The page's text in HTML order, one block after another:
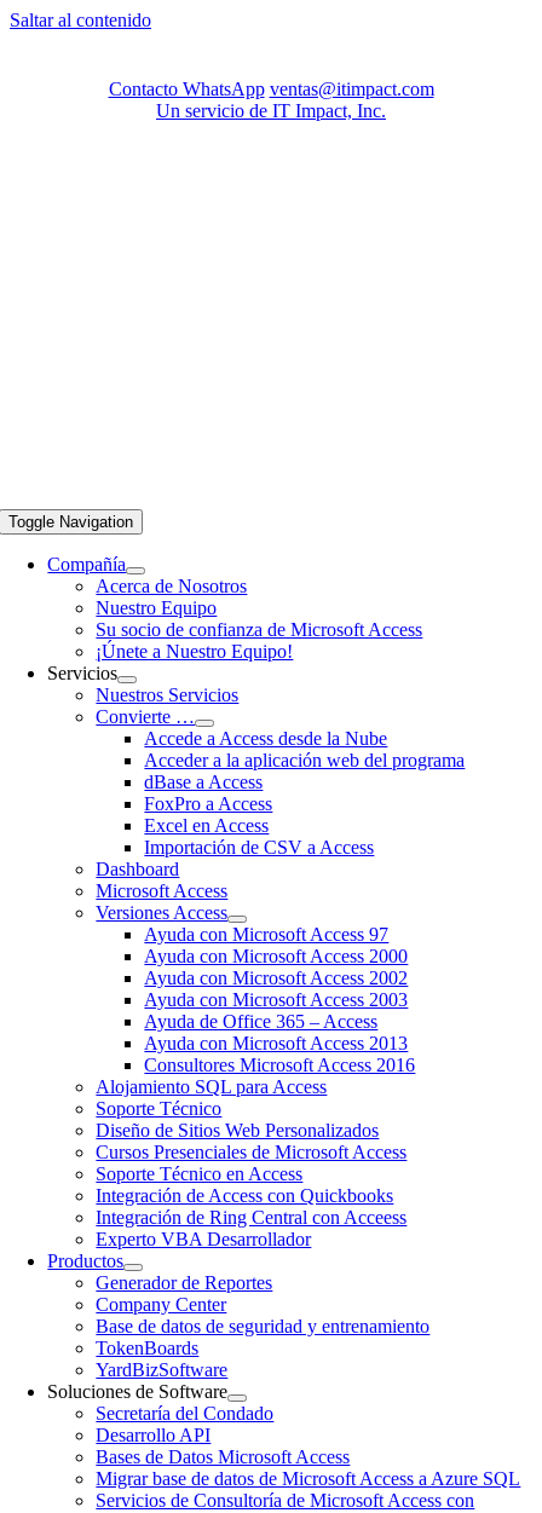
Saltar al contenido
Contacto WhatsApp ventas@itimpact.com
Un servicio de IT Impact, Inc.
Toggle Navigation
Compañía
Acerca de Nosotros
Nuestro Equipo
Su socio de confianza de Microsoft Access
¡Únete a Nuestro Equipo!
Servicios
Nuestros Servicios
Convierte …
Accede a Access desde la Nube
Acceder a la aplicación web del programa
dBase a Access
FoxPro a Access
Excel en Access
Importación de CSV a Access
Dashboard
Microsoft Access
Versiones Access
Ayuda con Microsoft Access 97
Ayuda con Microsoft Access 2000
Ayuda con Microsoft Access 2002
Ayuda con Microsoft Access 2003
Ayuda de Office 365 – Access
Ayuda con Microsoft Access 2013
Consultores Microsoft Access 2016
Alojamiento SQL para Access
Soporte Técnico
Diseño de Sitios Web Personalizados
Cursos Presenciales de Microsoft Access
Soporte Técnico en Access
Integración de Access con Quickbooks
Integración de Ring Central con Acceess
Experto VBA Desarrollador
Productos
Generador de Reportes
Company Center
Base de datos de seguridad y entrenamiento
TokenBoards
YardBizSoftware
Soluciones de Software
Secretaría del Condado
Desarrollo API
Bases de Datos Microsoft Access
Migrar base de datos de Microsoft Access a Azure SQL
Servicios de Consultoría de Microsoft Access con